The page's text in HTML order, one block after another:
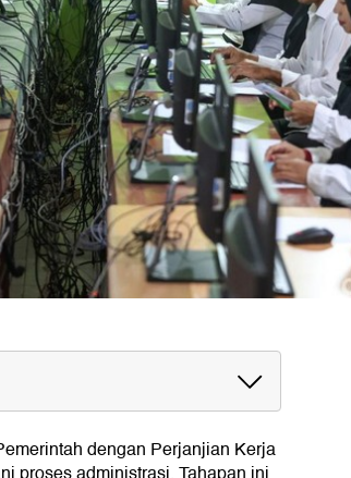
Administrasi PPPK
pelamar prioritas, eks THK-II,
dengan Perjanjian Kerja